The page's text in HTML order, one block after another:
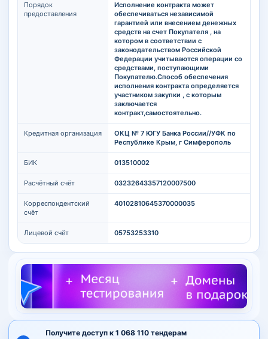
Порядок
предоставления
Исполнение контракта может
обеспечиваться независимой
гарантией или внесением денежных
средств на счет Покупателя , на
котором в соответствии с
законодательством Российской
Федерации учитываются операции со
средствами, поступающими
Покупателю.Способ обеспечения
исполнения контракта определяется
участником закупки , с которым
заключается
контракт,самостоятельно.
Кредитная организация
ОКЦ № 7 ЮГУ Банка России//УФК по
Республике Крым, г Симферополь
БИК 013510002
Расчётный счёт 03232643357120007500
Корреспондентский
счёт
40102810645370000035
Лицевой счёт 05753253310
Получите доступ к 1 068 110 тендерам